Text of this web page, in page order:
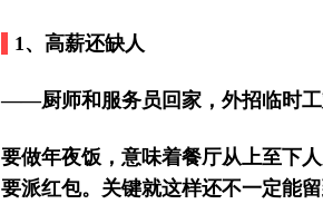
1、高薪还缺人
——厨师和服务员回家，外招临时
要做年夜饭，意味着餐厅从上至下
要派红包。关键就这样还不一定能